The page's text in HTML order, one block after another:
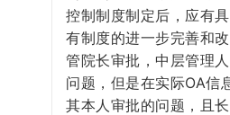
控制制度制定后，应有
有制度的进一步完善和
管院长审批，中层管理
问题，但是在实际OA信
其本人审批的问题，且